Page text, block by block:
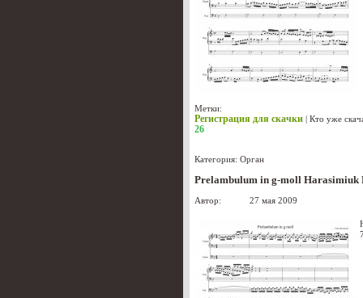
Метки:
Регистрация для скачки | Кто уже
26
Категория: Орган
Prelambulum in g-moll Harasimiuk
Автор: 27 мая 2009